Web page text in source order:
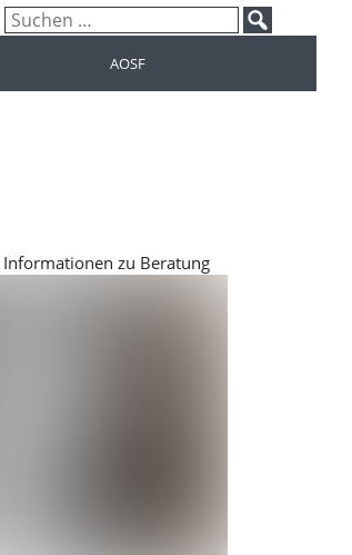
Suchen
nach:
AOSF
zu Beratung